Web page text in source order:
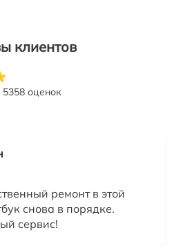
клиентов
5358 оценок
ремонт в этой
снова в порядке.
сервис!